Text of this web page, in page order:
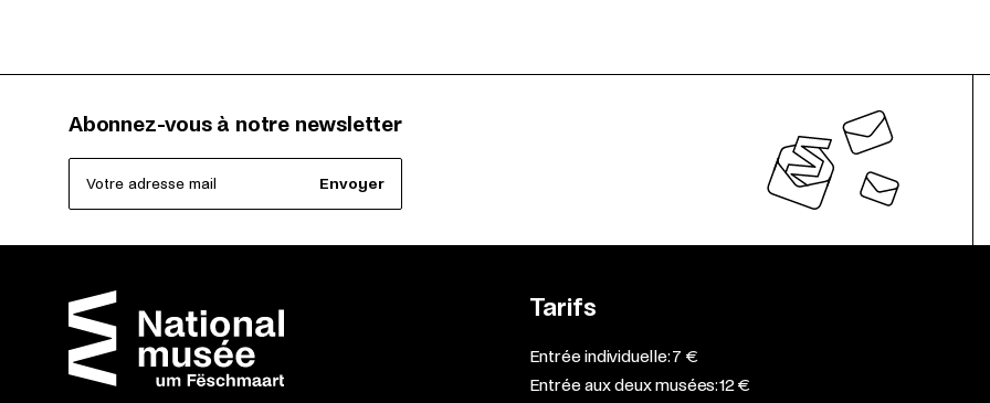
Abonnez-vous à notre newsletter
Votre adresse mail Envoyer
Tarifs
Entrée individuelle: 7 €
Entrée aux deux musées: 12 €